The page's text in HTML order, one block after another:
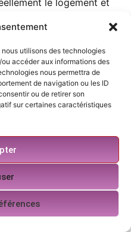
utilisons des technologies
accéder aux informations des
nous permettra de
de navigation ou les ID
ou de retirer son
sur certaines caractéristiques
habitation pour
minutieuse des
de gestion des
des risques
à chaque mode de vie.
il devient possible
et adaptée, tout en
ces choix, il peut être
et les outils
à l’assurance
des garanties,
et les guides qui
une attestation et